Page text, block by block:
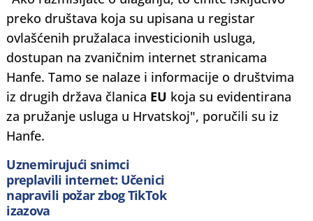
preko društava koja su upisana u registar
ovlašćenih pružalaca investicionih usluga,
dostupan na zvaničnim internet stranicama
Hanfe. Tamo se nalaze i informacije o društvima
iz drugih država članica EU koja su evidentirana
za pružanje usluga u Hrvatskoj", poručili su iz
Hanfe.
Uznemirujući snimci
preplavili internet: Učenici
napravili požar zbog TikTok
izazova